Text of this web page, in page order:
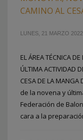
CAMINO AL
LUNES, 21 MARZO 2022
EL ÁREA TÉCNICA
ÚLTIMA ACTIVIDAD
CESA DE LA
de la novena y
Federación de
cara a la